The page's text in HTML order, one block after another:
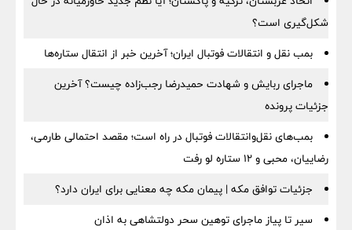
شکل‌گیری است؟
بمب نقل‌ و انتقالات فوتبال ایران؛ آخرین خبر از انتقال ستاره‌ها
ماجرای ربایش و شهادت حمیدرضا رجب‌زاده چیست؟ آخرین
جزئیات پرونده
بمب‌های نقل‌وانتقالات فوتبال در راه است؛ مقصد احتمالی طارمی،
رضاییان، محبی و ۱۲ ستاره لو رفت
جزئیات توافق مکه | پیمان مکه چه معنایی برای ایران دارد؟
سیر تا پیاز ماجرای توهین سحر دولتشاهی به اذان